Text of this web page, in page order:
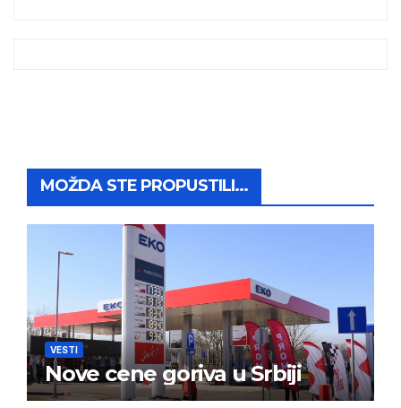
MOŽDA STE PROPUSTILI...
VESTI
Nove cene goriva u Srbiji